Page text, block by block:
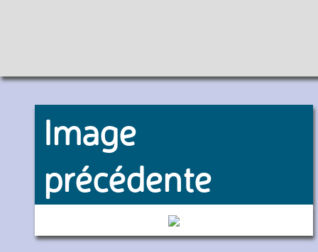
Image
précédente
736 (Keolis Métropole